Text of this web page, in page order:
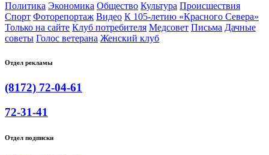
Политика Экономика Общество Культура Происшествия
Спорт Фоторепортаж Видео К 105-летию «Красного Севера»
Только на сайте Клуб потребителя Медсовет Письма Дачные
советы Голос ветерана Женский клуб
Отдел рекламы
(8172) 72-04-61
72-31-41
Отдел подписки